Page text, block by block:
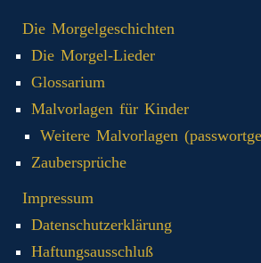
Die Morgelgeschichten
Die Morgel-Lieder
Glossarium
Malvorlagen für Kinder
Weitere Malvorlagen
Zaubersprüche
Impressum
Datenschutzerklärung
Haftungsausschluß